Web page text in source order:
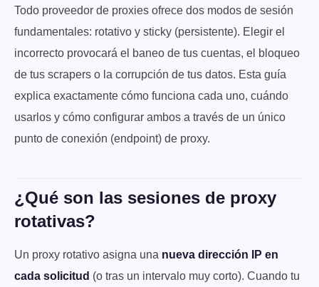
Todo proveedor de proxies ofrece dos modos de sesión
fundamentales: rotativo y sticky (persistente). Elegir el
incorrecto provocará el baneo de tus cuentas, el bloqueo
de tus scrapers o la corrupción de tus datos. Esta guía
explica exactamente cómo funciona cada uno, cuándo
usarlos y cómo configurar ambos a través de un único
punto de conexión (endpoint) de proxy.
¿Qué son las sesiones de proxy
rotativas?
Un proxy rotativo asigna una nueva dirección IP en
cada solicitud (o tras un intervalo muy corto). Cuando tu